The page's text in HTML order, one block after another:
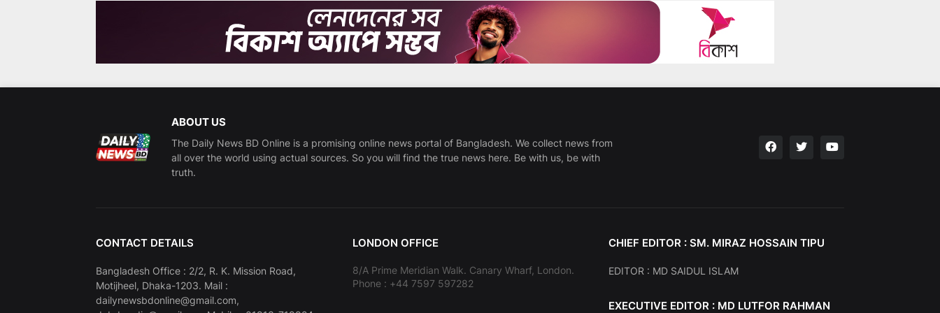
ABOUT US
The Daily News BD Online is a promising online news portal of Bangladesh. We collect news from
all over the world using actual sources. So you will find the true news here. Be with us, be with
truth.
CONTACT DETAILS
Bangladesh Office : 2/2, R. K. Mission Road,
Motijheel, Dhaka-1203. Mail :
dailynewsbdonline@gmail.com,
LONDON OFFICE
8/A Prime Meridian Walk. Canary Wharf, London.
Phone : +44 7597 597282
CHIEF EDITOR : SM. MIRAZ HOSSAIN TIPU
EDITOR : MD SAIDUL ISLAM
EXECUTIVE EDITOR : MD LUTFOR RAHMAN